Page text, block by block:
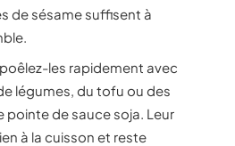
de sésame suffisent à
les rapidement avec
légumes, du tofu ou des
pointe de sauce soja. Leur
à la cuisson et reste